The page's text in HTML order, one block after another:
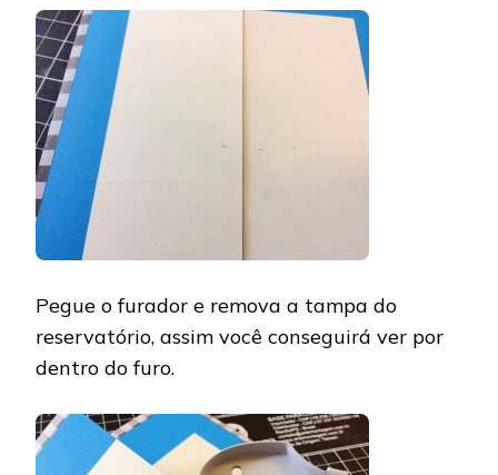
Pegue o furador e remova a tampa do
reservatório, assim você conseguirá ver por
dentro do furo.